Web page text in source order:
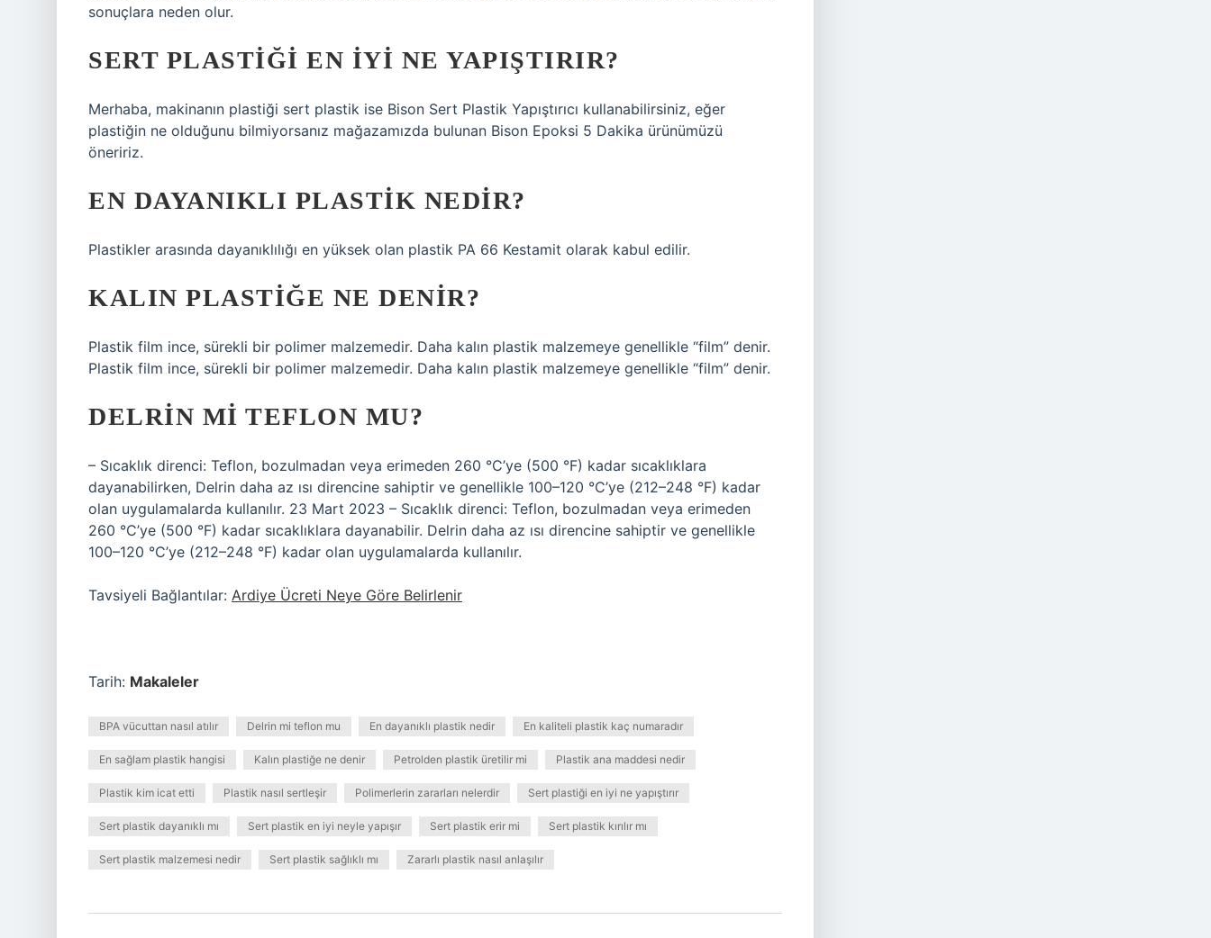
sonuçlara neden olur.
SERT PLASTIĞI EN IYI NE YAPIŞTIRIR?
Merhaba, makinanın plastiği sert plastik ise Bison Sert Plastik Yapıştırıcı kullanabilirsiniz, eğer
plastiğin ne olduğunu bilmiyorsanız mağazamızda bulunan Bison Epoksi 5 Dakika ürünümüzü
öneririz.
EN DAYANIKLI PLASTIK NEDIR?
Plastikler arasında dayanıklılığı en yüksek olan plastik PA 66 Kestamit olarak kabul edilir.
KALIN PLASTIĞE NE DENIR?
Plastik film ince, sürekli bir polimer malzemedir. Daha kalın plastik malzemeye genellikle “film” denir.
Plastik film ince, sürekli bir polimer malzemedir. Daha kalın plastik malzemeye genellikle “film” denir.
DELRIN MI TEFLON MU?
– Sıcaklık direnci: Teflon, bozulmadan veya erimeden 260 °C’ye (500 °F) kadar sıcaklıklara
dayanabilirken, Delrin daha az ısı direncine sahiptir ve genellikle 100–120 °C’ye (212–248 °F) kadar
olan uygulamalarda kullanılır. 23 Mart 2023 – Sıcaklık direnci: Teflon, bozulmadan veya erimeden
260 °C’ye (500 °F) kadar sıcaklıklara dayanabilir. Delrin daha az ısı direncine sahiptir ve genellikle
100–120 °C’ye (212–248 °F) kadar olan uygulamalarda kullanılır.
Tavsiyeli Bağlantılar: Ardiye Ücreti Neye Göre Belirlenir
Tarih: Makaleler
BPA vücuttan nasıl atılır Delrin mi teflon mu En dayanıklı plastik nedir En kaliteli plastik kaç numaradır
En sağlam plastik hangisi Kalın plastiğe ne denir Petrolden plastik üretilir mi Plastik ana maddesi nedir
Plastik kim icat etti Plastik nasıl sertleşir Polimerlerin zararları nelerdir Sert plastiği en iyi ne yapıştırır
Sert plastik dayanıklı mı Sert plastik en iyi neyle yapışır Sert plastik erir mi Sert plastik kırılır mı
Sert plastik malzemesi nedir Sert plastik sağlıklı mı Zararlı plastik nasıl anlaşılır